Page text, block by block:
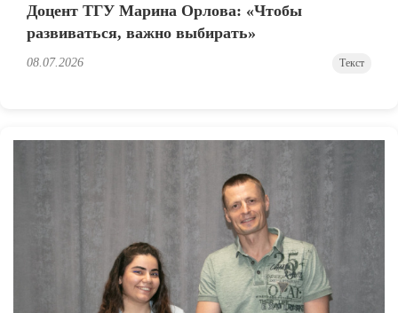
Доцент ТГУ Марина Орлова: «Чтобы
развиваться, важно выбирать»
08.07.2026 Текст